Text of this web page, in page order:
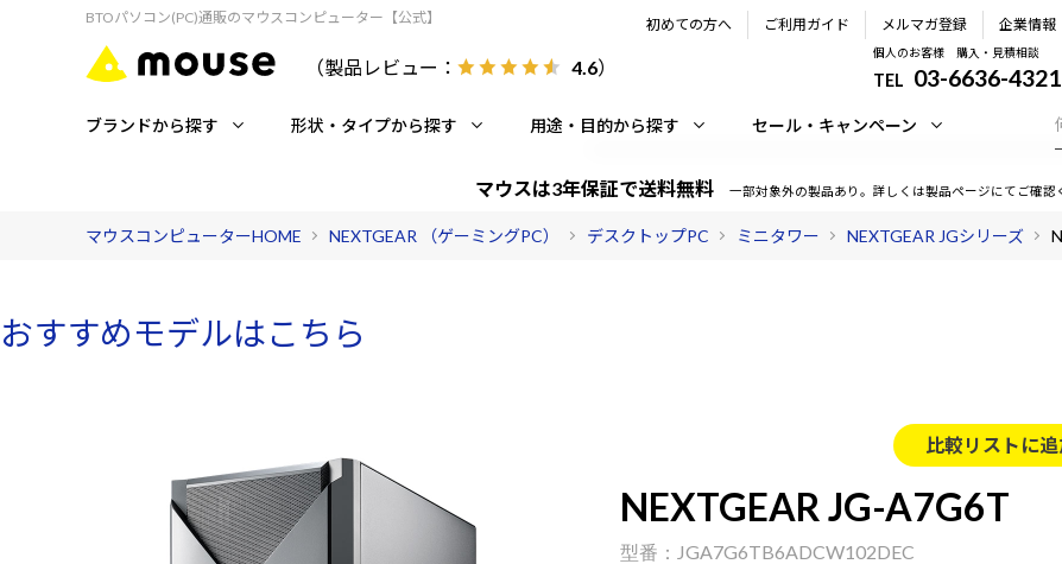
BTOパソコン(PC)通販のマウスコンピューター【公式】
（製品レビュー： 4.6）
初めての方へ ご利用ガイド メルマガ登録 企業情報
個人のお客様 購入・見積相談
TEL 03-6636-4321
ブランドから探す 形状・タイプから探す 用途・目的から探す セール・キャンペーン
マウスは3年保証で送料無料 一部対象外の製品あり。詳しくは製品ページにてご確認
マウスコンピューターHOME NEXTGEAR （ゲーミングPC） デスクトップPC ミニタワー NEXTGEAR JGシリーズ
おすすめモデルはこちら
比較リストに追
NEXTGEAR JG-A7G6T
JGA7G6TB6ADCW102DEC